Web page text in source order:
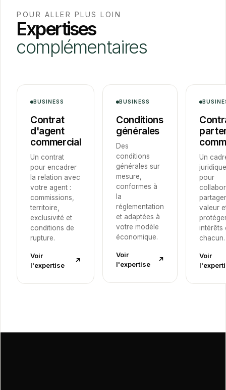
POUR ALLER PLUS LOIN
Expertises
complémentaires
BUSINESS
Contrat
d'agent
commercial
Un contrat
pour encadrer
la relation avec
votre agent :
commissions,
territoire,
exclusivité et
conditions de
rupture.
Voir
l'expertise
↗︎
BUSINESS
Conditions
générales
Des
conditions
générales sur
mesure,
conformes à
la
réglementation
et adaptées à
votre modèle
économique.
Voir
l'expertise
↗︎
Un
pour
valeur
intérêts
chacun.
Voir